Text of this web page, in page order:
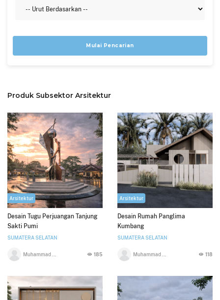
Mulai Pencarian
Produk Subsektor Arsitektur
Arsitektur
Desain Tugu Perjuangan Tanjung
Sakti Pumi
SUMATERA SELATAN
185
Arsitektur
Desain Rumah Panglima
Kumbang
SUMATERA SELATAN
118